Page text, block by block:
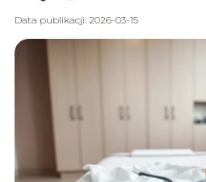
Data publikacji: 2026-03-15